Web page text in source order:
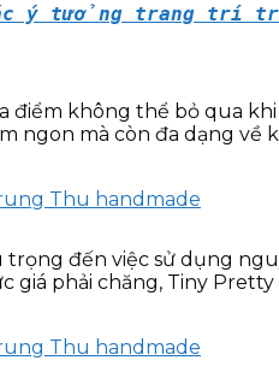
ý tưởng trang trí
điểm không thể bỏ qua
ngon mà còn đa dạng về
đến việc sử dụng
giá phải chăng, Tiny